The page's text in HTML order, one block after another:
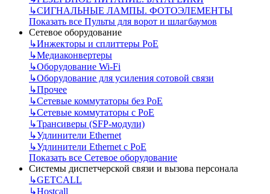
↳СИГНАЛЬНЫЕ ЛАМПЫ. ФОТОЭЛЕМЕНТЫ
Показать все Пульты для ворот и шлагбаумов
Сетевое оборудование
↳Инжекторы и сплиттеры РоЕ
↳Медиаконвертеры
↳Оборудование Wi-Fi
↳Оборудование для усиления сотовой связи
↳Прочее
↳Сетевые коммутаторы без РоЕ
↳Сетевые коммутаторы с РоЕ
↳Трансиверы (SFP-модули)
↳Удлинители Ethernet
↳Удлинители Ethernet с PoE
Показать все Сетевое оборудование
Системы диспетчерской связи и вызова персонала
↳GETCALL
↳Hostcall